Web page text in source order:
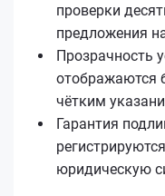
проверки
предложения
Прозрачность
отображаются
чётким
Гарантия
юридическую